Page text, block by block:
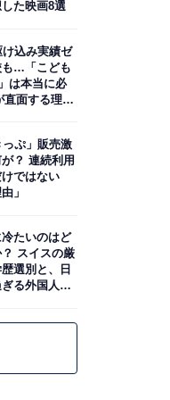
た映画8選
込み実績ゼ
も…「こども
は本当に必
直面する理想
っぷ」販売激
？ 連続利用
ではない
」
冷たいのはど
スイスの厳
選別と、日
る外国人政